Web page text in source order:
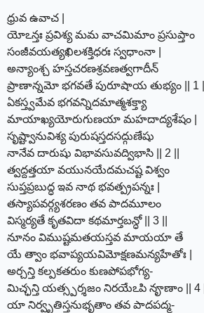
ధ్రువ ఉవాచ |
యోఽన్తః ప్రవిశ్య మమ వాచమిమాం ప్రసుప్తాం
సంజీవయత్యఖిలశక్తిధరః స్వధాంనా |
అన్యాంశ్చ హస్తచరణశ్రవణత్వగాదీన్
ప్రాణాన్నమో భగవతే పురూషాయ తుభ్యం || 1 ||
ఏకస్త్వమేవ భగవన్నిదమాత్మశక్త్యా
మాయాఖ్యయోరుగుణయా మహదాద్యశేషం |
సృష్ట్వానువిశ్య పురుషస్తదసద్గుణేషు
నానేవ దారుషు విభావసువద్విభాసి || 2 ||
త్వద్దత్తయా వయునయేదమచష్ట విశ్వం
సుప్తప్రబుద్ధ ఇవ నాథ భవత్ప్రపన్నః |
తస్యాపవర్గ్యశరణం తవ పాదమూలం
విస్మర్యతే కృతవిదా కథమార్తబన్ధో || 3 ||
నూనం విముష్టమతయస్తవ మాయయా తే
యే త్వాం భవాప్యయవిమోక్షణమన్యహేతోః |
అర్చన్తి కల్పకతరుం కుణపోపభోగ్య-
మిచ్ఛన్తి యత్స్పర్శజం నిరయేఽపి నౄణాం || 4 ||
యా నిర్వృతిస్తనుభృతాం తవ పాదపద్మ-